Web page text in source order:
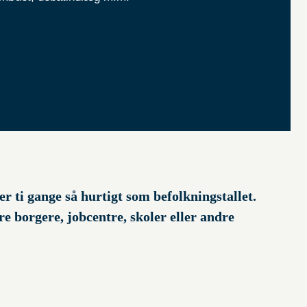
ti gange så hurtigt som befolkningstallet.
borgere, jobcentre, skoler eller andre